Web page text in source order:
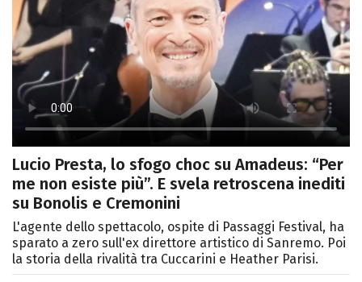
Lucio Presta, lo sfogo choc su Amadeus: “Per
me non esiste più”. E svela retroscena inediti
su Bonolis e Cremonini
L'agente dello spettacolo, ospite di Passaggi Festival, ha
sparato a zero sull'ex direttore artistico di Sanremo. Poi
la storia della rivalità tra Cuccarini e Heather Parisi.